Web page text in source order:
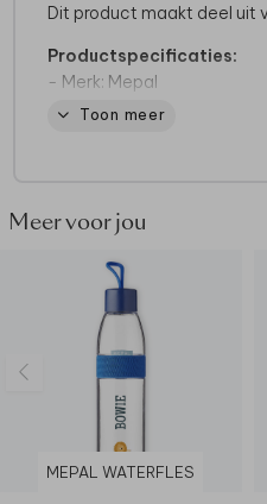
Dit product maakt deel uit
Productspecificaties:
- Merk: Mepal
- Inhoud: 500 ml of 700 ml
- Kan in de vaatwasser op
- Ook geschikt voor
Toon meer
Meer voor jou
MEPAL WATERFLES